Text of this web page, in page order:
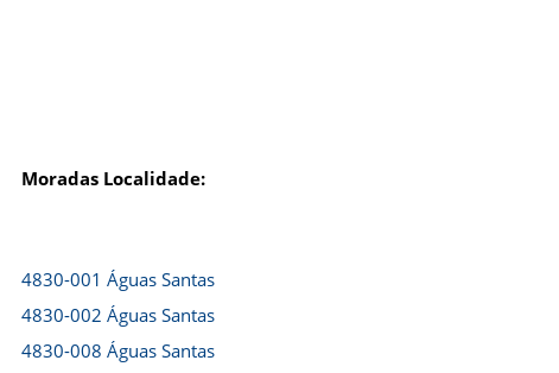
Moradas Localidade:
4830-001 Águas Santas
4830-002 Águas Santas
4830-008 Águas Santas